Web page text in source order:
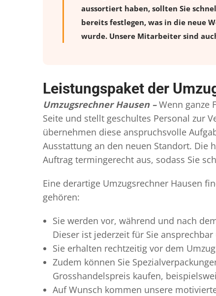
aussortiert haben, sollten Sie
bereits festlegen, was in die neue
wurde. Unsere Mitarbeiter sind
Leistungspaket der
Umzugsrechner Hausen – Wenn ganze
Seite und stellt geschultes Personal zur
übernehmen diese anspruchsvolle
Ausstattung an den neuen Standort. Die
Auftrag termingerecht aus, sodass Sie
Eine derartige Umzugsrechner Hausen
gehören:
Sie werden vor, während und nach
Dieser ist jederzeit für Sie
Sie erhalten rechtzeitig vor dem
Zudem können Sie
Grosshandelspreis kaufen,
Auf Wunsch kommen unsere